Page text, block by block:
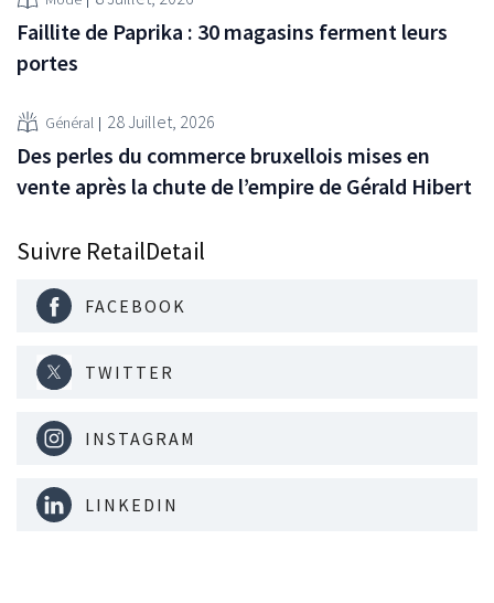
Faillite de Paprika : 30 magasins ferment leurs
portes
Général 28 Juillet, 2026
Des perles du commerce bruxellois mises en
vente après la chute de l’empire de Gérald Hibert
Suivre RetailDetail
FACEBOOK
TWITTER
INSTAGRAM
LINKEDIN